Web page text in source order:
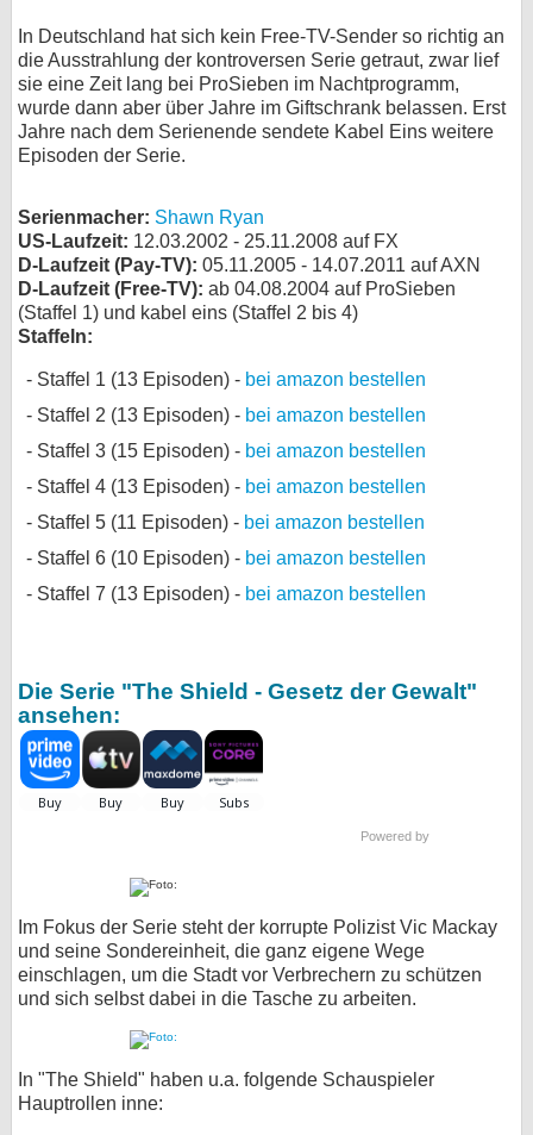
In Deutschland hat sich kein Free-TV-Sender so richtig an
die Ausstrahlung der kontroversen Serie getraut, zwar lief
sie eine Zeit lang bei ProSieben im Nachtprogramm,
wurde dann aber über Jahre im Giftschrank belassen. Erst
Jahre nach dem Serienende sendete Kabel Eins weitere
Episoden der Serie.
Serienmacher: Shawn Ryan
US-Laufzeit: 12.03.2002 - 25.11.2008 auf FX
D-Laufzeit (Pay-TV): 05.11.2005 - 14.07.2011 auf AXN
D-Laufzeit (Free-TV): ab 04.08.2004 auf ProSieben
(Staffel 1) und kabel eins (Staffel 2 bis 4)
Staffeln:
Staffel 1 (13 Episoden) - bei amazon bestellen
Staffel 2 (13 Episoden) - bei amazon bestellen
Staffel 3 (15 Episoden) - bei amazon bestellen
Staffel 4 (13 Episoden) - bei amazon bestellen
Staffel 5 (11 Episoden) - bei amazon bestellen
Staffel 6 (10 Episoden) - bei amazon bestellen
Staffel 7 (13 Episoden) - bei amazon bestellen
Die Serie "The Shield - Gesetz der Gewalt"
ansehen:
Powered by
Im Fokus der Serie steht der korrupte Polizist Vic Mackay
und seine Sondereinheit, die ganz eigene Wege
einschlagen, um die Stadt vor Verbrechern zu schützen
und sich selbst dabei in die Tasche zu arbeiten.
In "The Shield" haben u.a. folgende Schauspieler
Hauptrollen inne: